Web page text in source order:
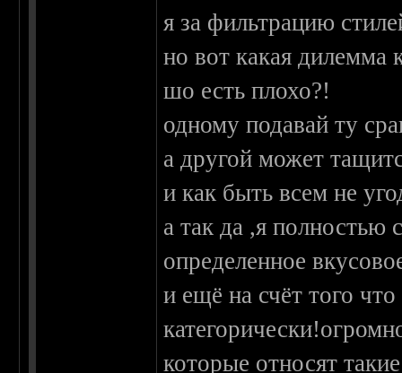
я за фильтрацию
но вот какая дилемма
шо есть плохо?!
одному подавай ту
а другой может
и как быть всем не
а так да ,я полностью
определенное
и ещё на счёт того
которые относят